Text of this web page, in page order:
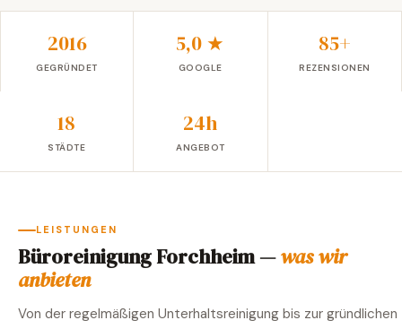
2016
GEGRÜNDET
5,0 ★
GOOGLE
85+
REZENSIONEN
18
STÄDTE
24h
ANGEBOT
LEISTUNGEN
Büroreinigung Forchheim —was wir
anbieten
Von der regelmäßigen Unterhaltsreinigung bis zur gründlichen